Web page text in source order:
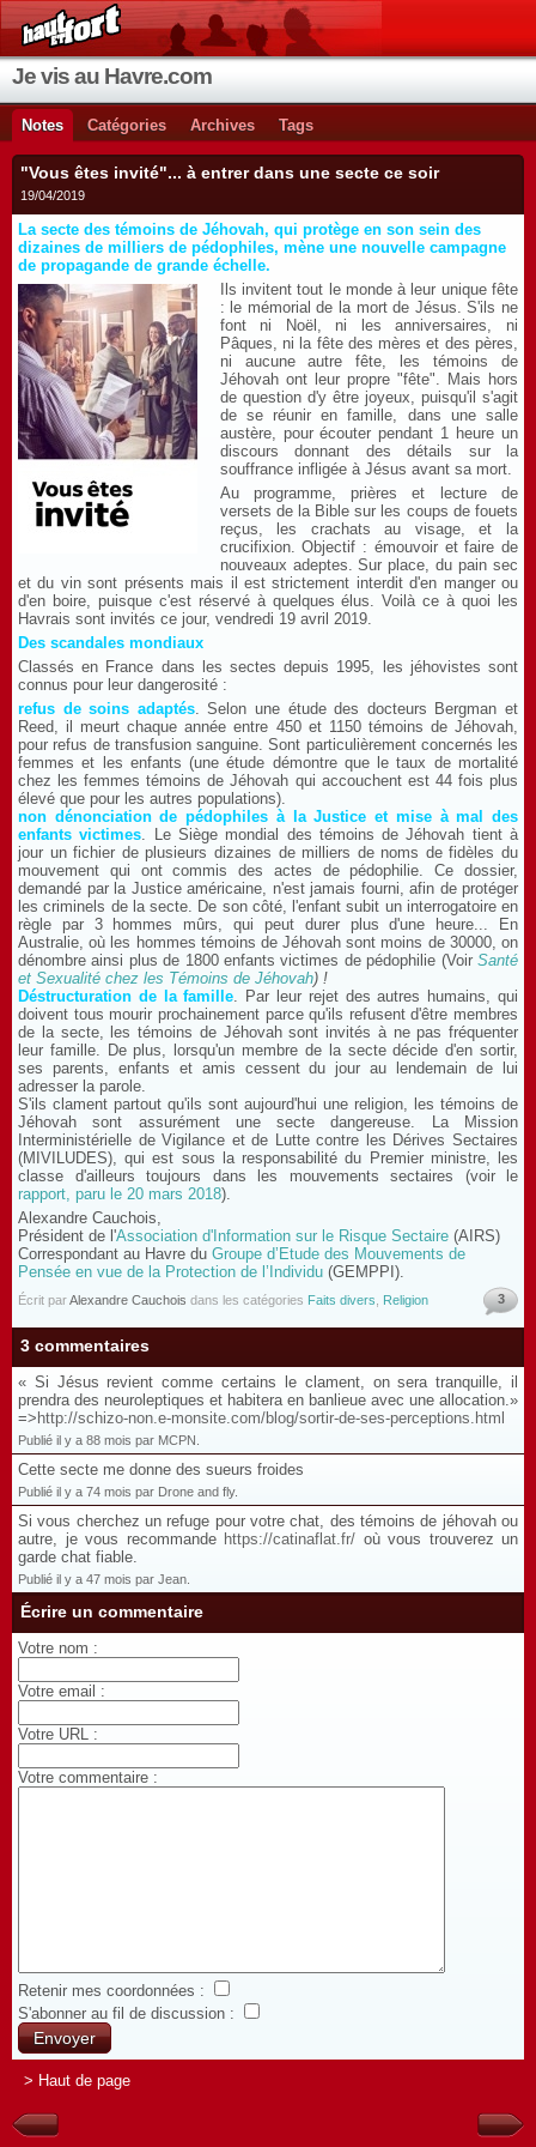
Je vis au Havre.com
Notes Catégories Archives Tags
"Vous êtes invité"... à entrer dans une secte ce soir
19/04/2019
La secte des témoins de Jéhovah, qui protège en son sein des
dizaines de milliers de pédophiles, mène une nouvelle campagne
de propagande de grande échelle.
Ils invitent tout le monde à leur unique fête
: le mémorial de la mort de Jésus. S'ils ne
font ni Noël, ni les anniversaires, ni
Pâques, ni la fête des mères et des pères,
ni aucune autre fête, les témoins de
Jéhovah ont leur propre "fête". Mais hors
de question d'y être joyeux, puisqu'il s'agit
de se réunir en famille, dans une salle
austère, pour écouter pendant 1 heure un
discours donnant des détails sur la
souffrance infligée à Jésus avant sa mort.
Au programme, prières et lecture de
versets de la Bible sur les coups de fouets
reçus, les crachats au visage, et la
crucifixion. Objectif : émouvoir et faire de
nouveaux adeptes. Sur place, du pain sec
et du vin sont présents mais il est strictement interdit d'en manger ou
d'en boire, puisque c'est réservé à quelques élus. Voilà ce à quoi les
Havrais sont invités ce jour, vendredi 19 avril 2019.
Des scandales mondiaux
Classés en France dans les sectes depuis 1995, les jéhovistes sont
connus pour leur dangerosité :
refus de soins adaptés. Selon une étude des docteurs Bergman et
Reed, il meurt chaque année entre 450 et 1150 témoins de Jéhovah,
pour refus de transfusion sanguine. Sont particulièrement concernés les
femmes et les enfants (une étude démontre que le taux de mortalité
chez les femmes témoins de Jéhovah qui accouchent est 44 fois plus
élevé que pour les autres populations).
non dénonciation de pédophiles à la Justice et mise à mal des
enfants victimes. Le Siège mondial des témoins de Jéhovah tient à
jour un fichier de plusieurs dizaines de milliers de noms de fidèles du
mouvement qui ont commis des actes de pédophilie. Ce dossier,
demandé par la Justice américaine, n'est jamais fourni, afin de protéger
les criminels de la secte. De son côté, l'enfant subit un interrogatoire en
règle par 3 hommes mûrs, qui peut durer plus d'une heure... En
Australie, où les hommes témoins de Jéhovah sont moins de 30000, on
dénombre ainsi plus de 1800 enfants victimes de pédophilie (Voir Santé
et Sexualité chez les Témoins de Jéhovah) !
Déstructuration de la famille. Par leur rejet des autres humains, qui
doivent tous mourir prochainement parce qu'ils refusent d'être membres
de la secte, les témoins de Jéhovah sont invités à ne pas fréquenter
leur famille. De plus, lorsqu'un membre de la secte décide d'en sortir,
ses parents, enfants et amis cessent du jour au lendemain de lui
adresser la parole.
S'ils clament partout qu'ils sont aujourd'hui une religion, les témoins de
Jéhovah sont assurément une secte dangereuse. La Mission
Interministérielle de Vigilance et de Lutte contre les Dérives Sectaires
(MIVILUDES), qui est sous la responsabilité du Premier ministre, les
classe d'ailleurs toujours dans les mouvements sectaires (voir le
rapport, paru le 20 mars 2018).
Alexandre Cauchois,
Président de l'Association d'Information sur le Risque Sectaire (AIRS)
Correspondant au Havre du Groupe d’Etude des Mouvements de
Pensée en vue de la Protection de l’Individu (GEMPPI).
Écrit parAlexandre Cauchois dans les catégories Faits divers Religion 3
3 commentaires
« Si Jésus revient comme certains le clament, on sera tranquille, il
prendra des neuroleptiques et habitera en banlieue avec une allocation.»
=> http://schizo-non.e-monsite.com/blog/sortir-de-ses-perceptions.html
Publié il y a 88 mois par MCPN.
Cette secte me donne des sueurs froides
Publié il y a 74 mois par Drone and fly.
Si vous cherchez un refuge pour votre chat, des témoins de jéhovah ou
autre, je vous recommande https://catinaflat.fr/ où vous trouverez un
garde chat fiable.
Publié il y a 47 mois par Jean.
Écrire un commentaire
Votre nom :
Votre email :
Votre URL :
Votre commentaire :
Retenir mes coordonnées :
S'abonner au fil de discussion :
> Haut de page